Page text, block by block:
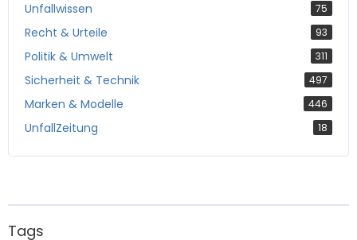
Unfallwissen 75
Recht & Urteile 93
Politik & Umwelt 311
Sicherheit & Technik 497
Marken & Modelle 446
UnfallZeitung 18
Tags